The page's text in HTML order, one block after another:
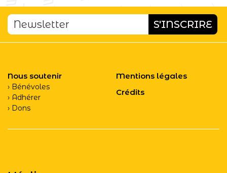
Nous soutenir
Bénévoles
Adhérer
Dons
Mentions légales
Crédits